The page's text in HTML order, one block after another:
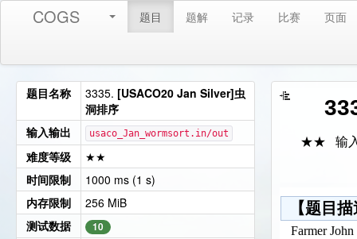
COGS 题目 题解 记录 比赛 页面
题目名称 3335. [USACO20 Jan Silver]虫
洞排序
输入输出
usaco_Jan_wormsort.in/out
难度等级
★★
时间限制
1000 ms (1 s)
内存限制
256 MiB
测试数据
10
★★ 输入
【题目
Farmer